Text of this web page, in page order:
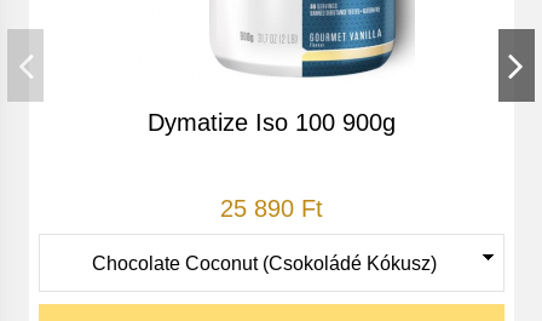
betegséget diagnosztizáltak önnél, minden esetben
kérje ki kezelőorvosa, egészségügyi tanácsadója
véleményét mielőtt bármilyen táplálékkiegészítőt
vásárolna.
kellő mennyiségű étrendet!
és egyénenként eltérhet! *
Dymatize Iso 100 900g
25 890 Ft